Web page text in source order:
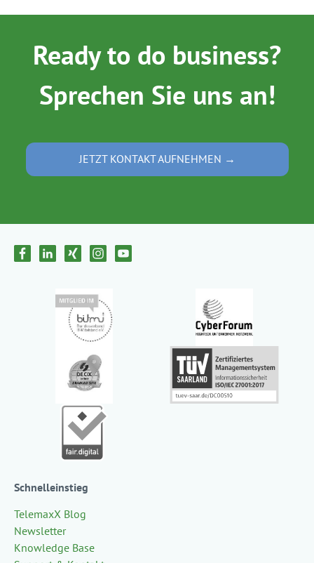
Ready to do business?
Sprechen Sie uns an!
JETZT KONTAKT AUFNEHMEN →
Schnelleinstieg
TelemaxX Blog
Newsletter
Knowledge Base